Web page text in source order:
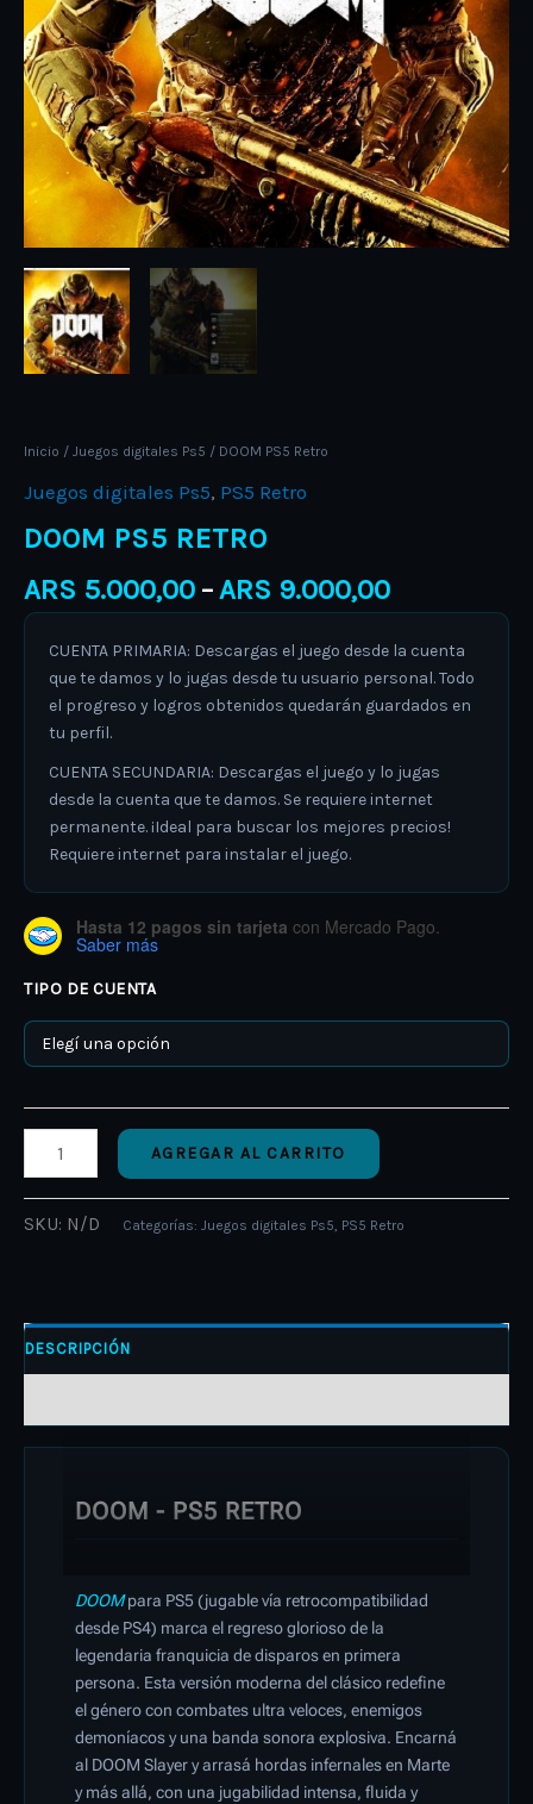
Inicio / Juegos digitales Ps5 / DOOM PS5 Retro
Juegos digitales Ps5, PS5 Retro
DOOM PS5 RETRO
ARS 5.000,00 –ARS 9.000,00
CUENTA PRIMARIA: Descargas el juego desde la cuenta
que te damos y lo jugas desde tu usuario personal. Todo
el progreso y logros obtenidos quedarán guardados en
tu perfil.
CUENTA SECUNDARIA: Descargas el juego y lo jugas
desde la cuenta que te damos. Se requiere internet
permanente. ¡Ideal para buscar los mejores precios!
Requiere internet para instalar el juego.
Hasta 12 pagos sin tarjeta con Mercado Pago.
Saber más
TIPO DE CUENTA
AGREGAR AL CARRITO
SKU: N/D Categorías: Juegos digitales Ps5, PS5 Retro
DESCRIPCIÓN
DOOM - PS5 RETRO
DOOMpara PS5 (jugable vía retrocompatibilidad
desde PS4) marca el regreso glorioso de la
legendaria franquicia de disparos en primera
persona. Esta versión moderna del clásico redefine
el género con combates ultra veloces, enemigos
demoníacos y una banda sonora explosiva. Encarná
al DOOM Slayer y arrasá hordas infernales en Marte
y más allá, con una jugabilidad intensa, fluida y